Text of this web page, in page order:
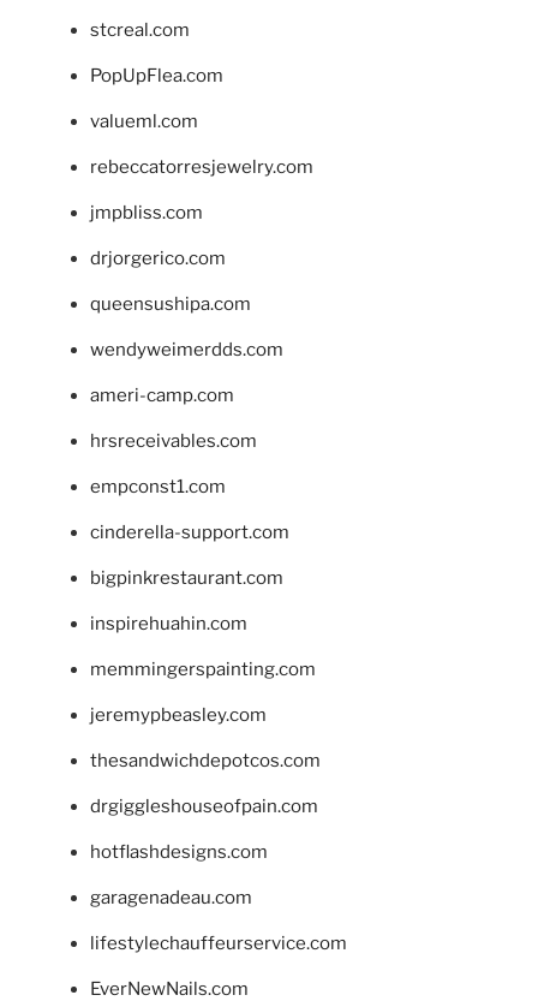
stcreal.com
PopUpFlea.com
valueml.com
rebeccatorresjewelry.com
jmpbliss.com
drjorgerico.com
queensushipa.com
wendyweimerdds.com
ameri-camp.com
hrsreceivables.com
empconst1.com
cinderella-support.com
bigpinkrestaurant.com
inspirehuahin.com
memmingerspainting.com
jeremypbeasley.com
thesandwichdepotcos.com
drgiggleshouseofpain.com
hotflashdesigns.com
garagenadeau.com
lifestylechauffeurservice.com
EverNewNails.com